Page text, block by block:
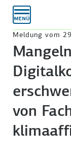
Meldung vom
von